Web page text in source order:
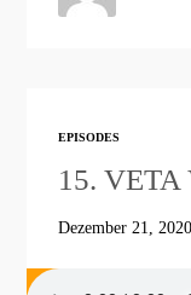
EPISODES
15. VETA
Dezember 21, 2020